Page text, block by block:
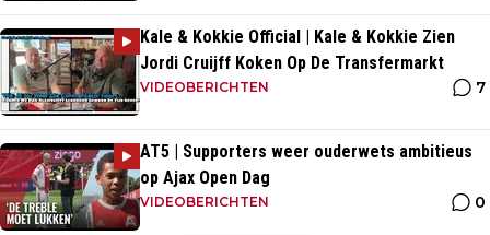
Kale & Kokkie Official | Kale & Kokkie Zien
Jordi Cruijff Koken Op De Transfermarkt
VIDEOBERICHTEN 7
AT5 | Supporters weer ouderwets ambitieus
op Ajax Open Dag
VIDEOBERICHTEN 0